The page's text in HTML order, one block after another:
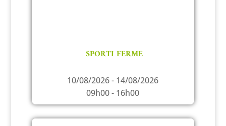
SPORTI FERME
10/08/2026 - 14/08/2026
09h00 - 16h00